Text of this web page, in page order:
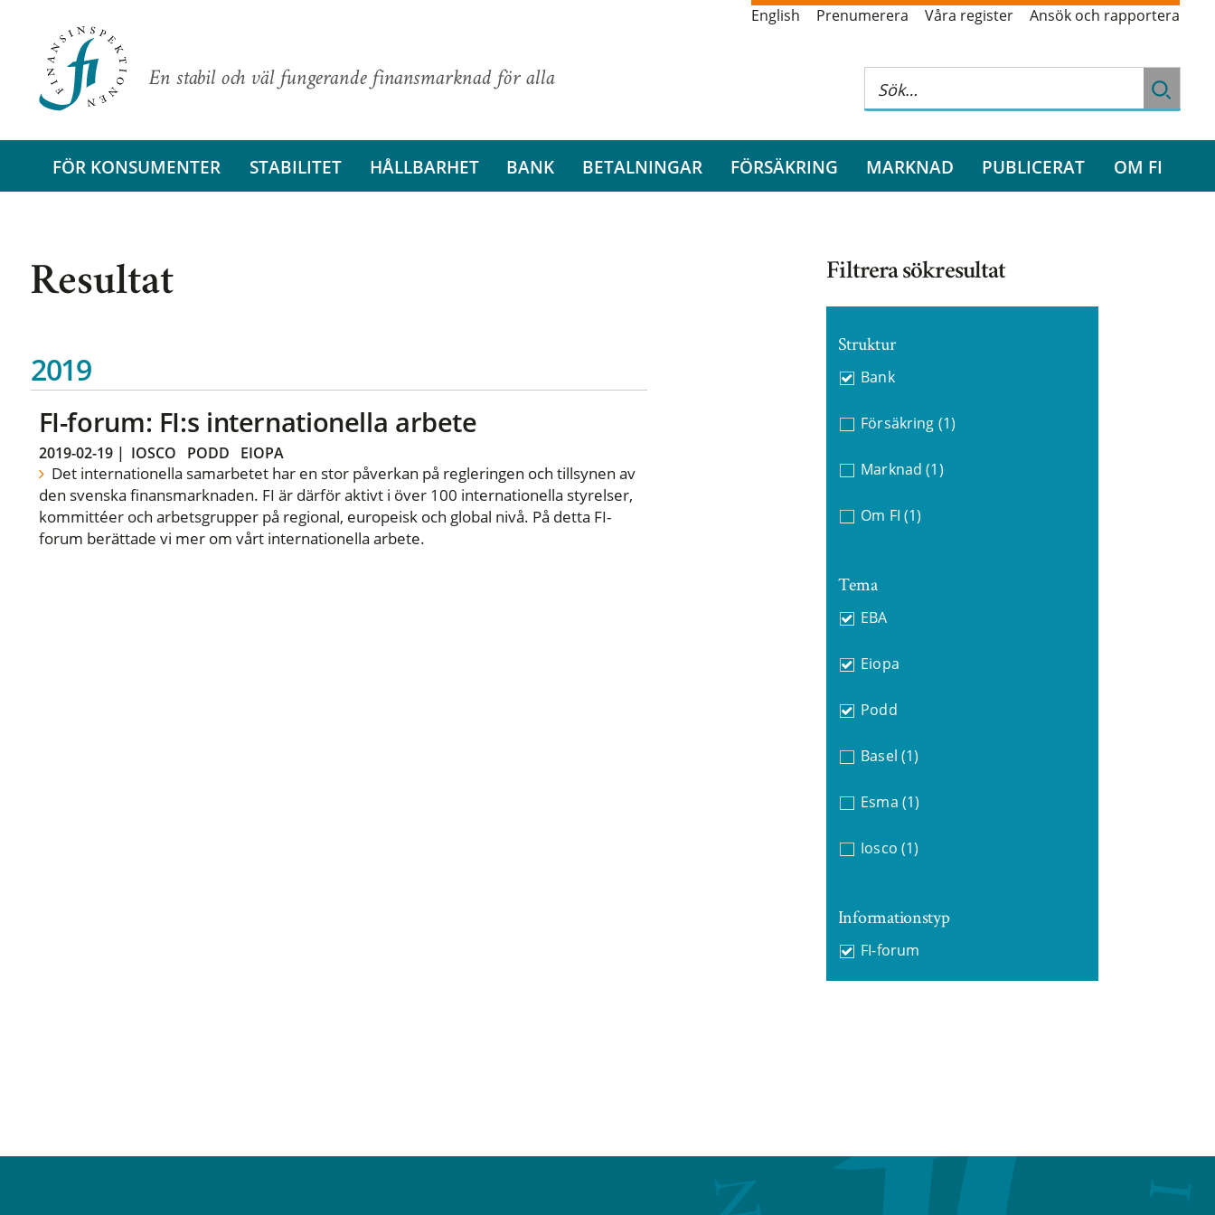
En stabil och väl fungerande finansmarknad för alla
English Prenumerera Våra register Ansök och rapportera
FÖR KONSUMENTER STABILITET HÅLLBARHET BANK BETALNINGAR FÖRSÄKRING MARKNAD PUBLICERAT OM FI
Resultat
2019
FI-forum: FI:s internationella arbete
2019-02-19| IOSCO PODD EIOPA
Det internationella samarbetet har en stor påverkan på regleringen och tillsynen av
den svenska finansmarknaden. FI är därför aktivt i över 100 internationella styrelser,
kommittéer och arbetsgrupper på regional, europeisk och global nivå. På detta FI-
forum berättade vi mer om vårt internationella arbete.
Filtrera sökresultat
Struktur
Bank
Försäkring (1)
Marknad (1)
Om FI (1)
Tema
EBA
Eiopa
Podd
Basel (1)
Esma (1)
Iosco (1)
Informationstyp
FI-forum